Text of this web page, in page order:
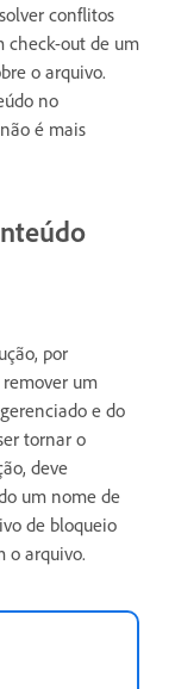
conflitos
check-out de um
o arquivo.
no
é mais
por
um
e do
tornar o
deve
um nome de
de bloqueio
o arquivo.